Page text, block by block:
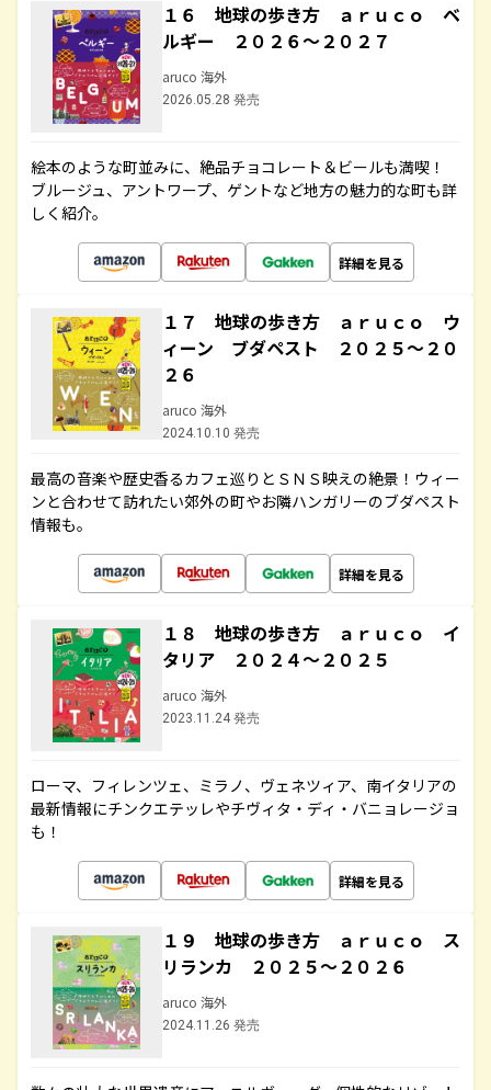
１６ 地球の歩き方 ａｒｕｃｏ ベ
ルギー ２０２６～２０２７
aruco 海外
2026.05.28 発売
絵本のような町並みに、絶品チョコレート＆ビールも満喫！
ブルージュ、アントワープ、ゲントなど地方の魅力的な町も詳
しく紹介。
詳細を見る
１７ 地球の歩き方 ａｒｕｃｏ ウ
ィーン ブダペスト ２０２５～２０
２６
aruco 海外
2024.10.10 発売
最高の音楽や歴史香るカフェ巡りとＳＮＳ映えの絶景！ウィー
ンと合わせて訪れたい郊外の町やお隣ハンガリーのブダペスト
情報も。
詳細を見る
１８ 地球の歩き方 ａｒｕｃｏ イ
タリア ２０２４～２０２５
aruco 海外
2023.11.24 発売
ローマ、フィレンツェ、ミラノ、ヴェネツィア、南イタリアの
最新情報にチンクエテッレやチヴィタ・ディ・バニョレージョ
も！
詳細を見る
１９ 地球の歩き方 ａｒｕｃｏ ス
リランカ ２０２５～２０２６
aruco 海外
2024.11.26 発売